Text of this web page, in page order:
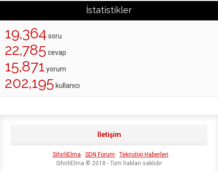
İstatistikler
19,364 soru
22,785 cevap
15,871 yorum
202,195 kullanıcı
İletişim
SihirliElma SDN Forum
Teknoloji Haberleri
SihirliElma © 2018 - Tüm hakları saklıdır